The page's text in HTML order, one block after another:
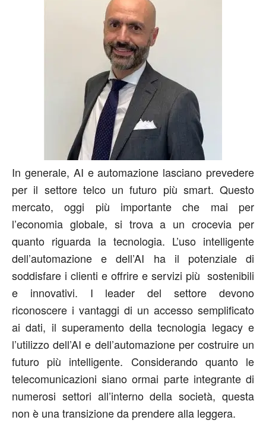
In generale, AI e automazione lasciano prevedere
per il settore telco un futuro più smart. Questo
mercato, oggi più importante che mai per
l’economia globale, si trova a un crocevia per
quanto riguarda la tecnologia. L’uso intelligente
dell’automazione e dell’AI ha il potenziale di
soddisfare i clienti e offrire e servizi più sostenibili
e innovativi. I leader del settore devono
riconoscere i vantaggi di un accesso semplificato
ai dati, il superamento della tecnologia legacy e
l’utilizzo dell’AI e dell’automazione per costruire un
futuro più intelligente. Considerando quanto le
telecomunicazioni siano ormai parte integrante di
numerosi settori all’interno della società, questa
non è una transizione da prendere alla leggera.